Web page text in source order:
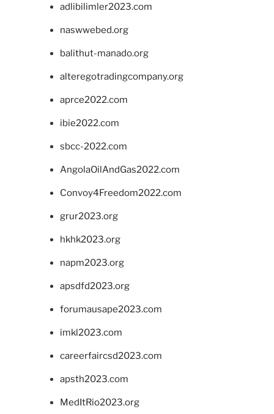
adlibilimler2023.com
naswwebed.org
balithut-manado.org
alteregotradingcompany.org
aprce2022.com
ibie2022.com
sbcc-2022.com
AngolaOilAndGas2022.com
Convoy4Freedom2022.com
grur2023.org
hkhk2023.org
napm2023.org
apsdfd2023.org
forumausape2023.com
imkl2023.com
careerfaircsd2023.com
apsth2023.com
MedItRio2023.org